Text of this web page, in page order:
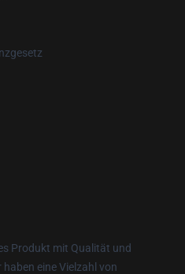
Produkt mit Qualität und
eine Vielzahl von